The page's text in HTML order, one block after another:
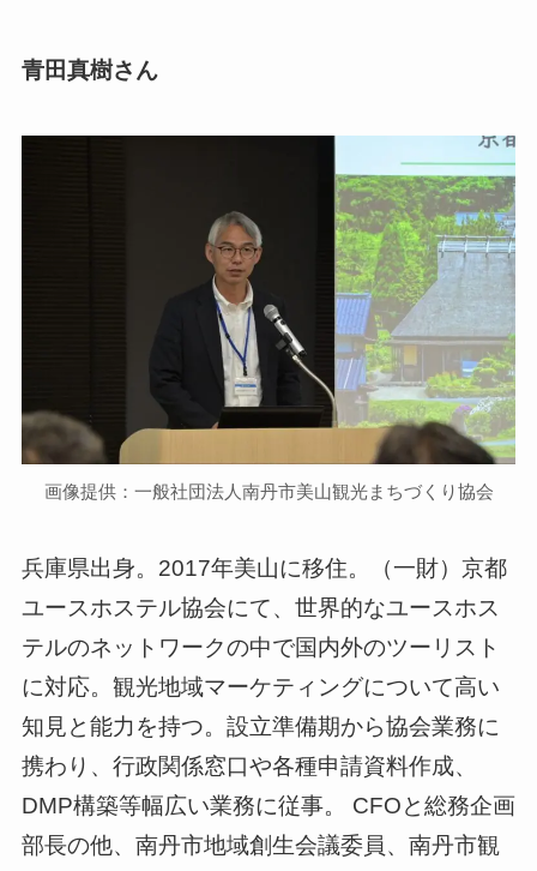
青田真樹さん
画像提供：一般社団法人南丹市美山観光まちづくり協会
兵庫県出身。2017年美山に移住。（一財）京都
ユースホステル協会にて、世界的なユースホス
テルのネットワークの中で国内外のツーリスト
に対応。観光地域マーケティングについて高い
知見と能力を持つ。設立準備期から協会業務に
携わり、行政関係窓口や各種申請資料作成、
DMP構築等幅広い業務に従事。 CFOと総務企画
部長の他、南丹市地域創生会議委員、南丹市観